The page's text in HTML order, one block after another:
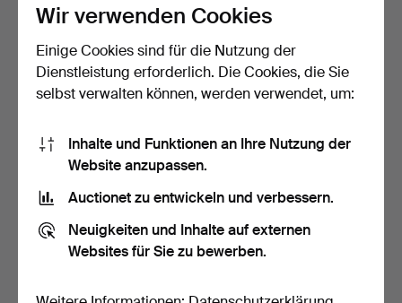
TISCHDEKORATIONEN 2
Stück, Glas.
5 Tage
43 USD
VICKE LINDSTRAND.
Glasblock, Kosta, signie…
7 Tage
64 USD
Wir verwenden Cookies
Einige Cookies sind für die Nutzung der
Dienstleistung erforderlich. Die Cookies, die Sie
selbst verwalten können, werden verwendet, um:
Inhalte und Funktionen an Ihre Nutzung der
Website anzupassen.
Auctionet zu entwickeln und verbessern.
Neuigkeiten und Inhalte auf externen
Websites für Sie zu bewerben.